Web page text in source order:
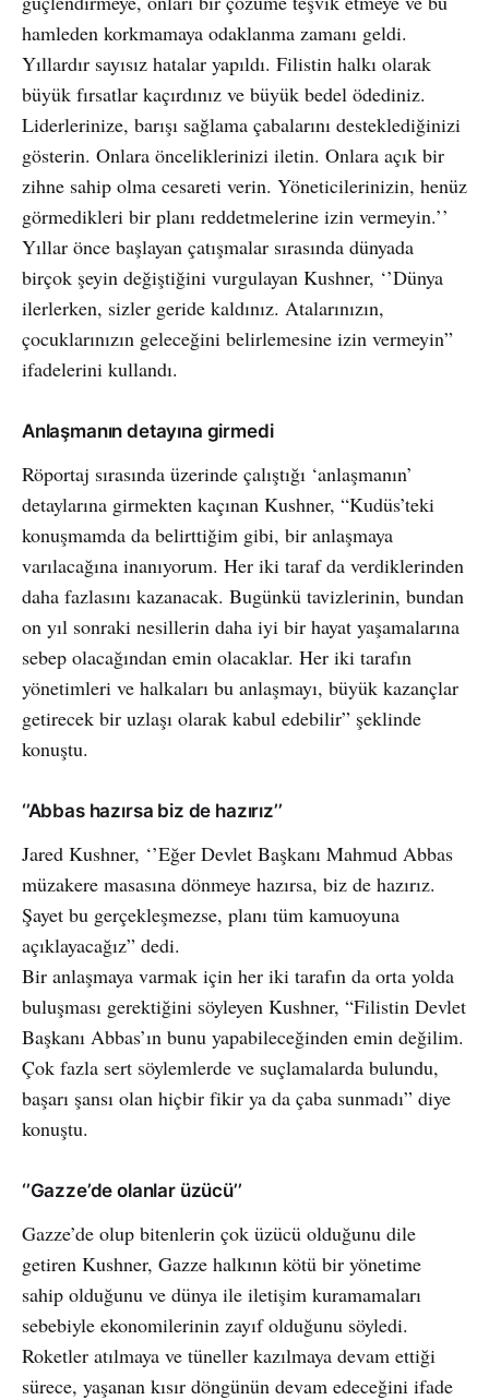
hamleden korkmamaya odaklanma zamanı geldi.
Yıllardır sayısız hatalar yapıldı. Filistin halkı olarak
büyük fırsatlar kaçırdınız ve büyük bedel ödediniz.
Liderlerinize, barışı sağlama çabalarını desteklediğinizi
gösterin. Onlara önceliklerinizi iletin. Onlara açık bir
zihne sahip olma cesareti verin. Yöneticilerinizin, henüz
görmedikleri bir planı reddetmelerine izin vermeyin.’’
Yıllar önce başlayan çatışmalar sırasında dünyada
birçok şeyin değiştiğini vurgulayan Kushner, ‘’Dünya
ilerlerken, sizler geride kaldınız. Atalarınızın,
çocuklarınızın geleceğini belirlemesine izin vermeyin”
ifadelerini kullandı.
Anlaşmanın detayına girmedi
Röportaj sırasında üzerinde çalıştığı ‘anlaşmanın’
detaylarına girmekten kaçınan Kushner, “Kudüs’teki
konuşmamda da belirttiğim gibi, bir anlaşmaya
varılacağına inanıyorum. Her iki taraf da verdiklerinden
daha fazlasını kazanacak. Bugünkü tavizlerinin, bundan
on yıl sonraki nesillerin daha iyi bir hayat yaşamalarına
sebep olacağından emin olacaklar. Her iki tarafın
yönetimleri ve halkaları bu anlaşmayı, büyük kazançlar
getirecek bir uzlaşı olarak kabul edebilir” şeklinde
konuştu.
‘’Abbas hazırsa biz de hazırız’’
Jared Kushner, ‘’Eğer Devlet Başkanı Mahmud Abbas
müzakere masasına dönmeye hazırsa, biz de hazırız.
Şayet bu gerçekleşmezse, planı tüm kamuoyuna
açıklayacağız” dedi.
Bir anlaşmaya varmak için her iki tarafın da orta yolda
buluşması gerektiğini söyleyen Kushner, “Filistin Devlet
Başkanı Abbas’ın bunu yapabileceğinden emin değilim.
Çok fazla sert söylemlerde ve suçlamalarda bulundu,
başarı şansı olan hiçbir fikir ya da çaba sunmadı” diye
konuştu.
‘’Gazze’de olanlar üzücü’’
Gazze’de olup bitenlerin çok üzücü olduğunu dile
getiren Kushner, Gazze halkının kötü bir yönetime
sahip olduğunu ve dünya ile iletişim kuramamaları
sebebiyle ekonomilerinin zayıf olduğunu söyledi.
Roketler atılmaya ve tüneller kazılmaya devam ettiği
sürece, yaşanan kısır döngünün devam edeceğini ifade